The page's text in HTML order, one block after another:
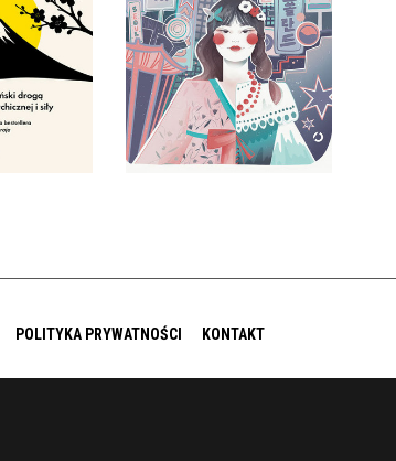
I SIŁY
ZŁ
POLSKĄ
MIJIN MOK
OPRAWA MIĘKKA
59,99 ZŁ
POLITYKA PRYWATNOŚCI KONTAKT